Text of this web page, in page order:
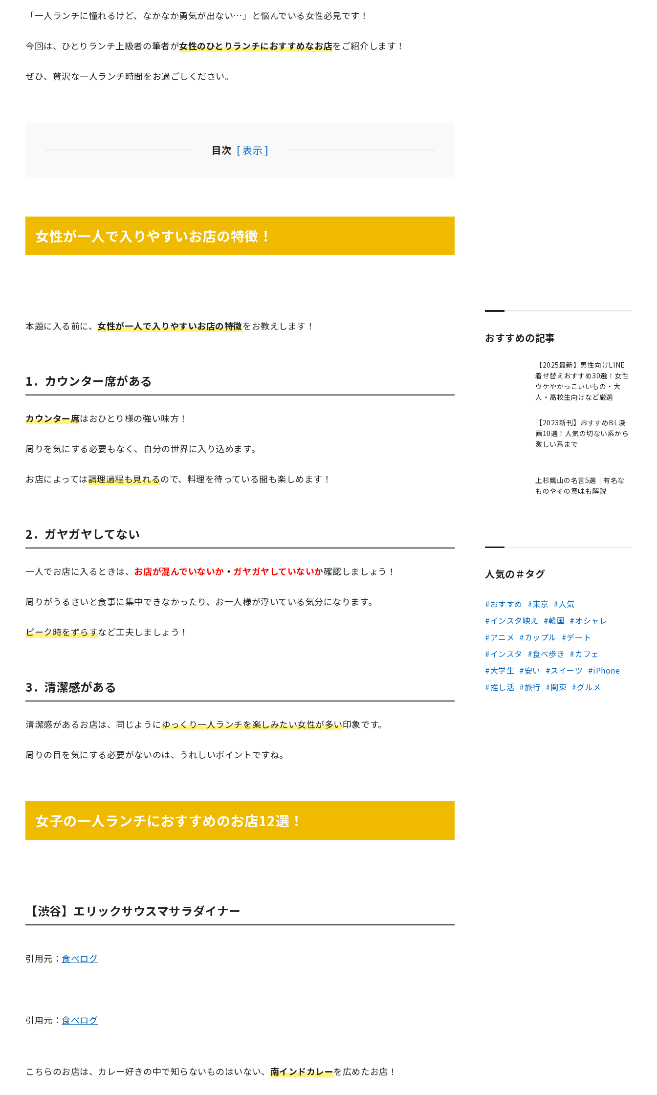
「一人ランチに憧れるけど、なかなか勇気が出ない…」と悩んでいる女性必見です！
今回は、ひとりランチ上級者の筆者が女性のひとりランチにおすすめなお店をご紹介します！
ぜひ、贅沢な一人ランチ時間をお過ごしください。
目次 [ 表示 ]
女性が一人で入りやすいお店の特徴！
本題に入る前に、女性が一人で入りやすいお店の特徴をお教えします！
1．カウンター席がある
カウンター席はおひとり様の強い味方！
周りを気にする必要もなく、自分の世界に入り込めます。
お店によっては調理過程も見れるので、料理を待っている間も楽しめます！
2．ガヤガヤしてない
一人でお店に入るときは、 お店が混んでいないか ・ ガヤガヤしていないか確認しましょう！
周りがうるさいと食事に集中できなかったり、お一人様が浮いている気分になります。
ピーク時をずらすなど工夫しましょう！
3．清潔感がある
清潔感があるお店は、同じようにゆっくり一人ランチを楽しみたい女性が多い印象です。
周りの目を気にする必要がないのは、うれしいポイントですね。
女子の一人ランチにおすすめのお店12選！
【渋谷】エリックサウスマサラダイナー
引用元：食べログ
引用元：食べログ
こちらのお店は、カレー好きの中で知らないものはいない、 南インドカレーを広めたお店！
おすすめの記事
【2025最新】男性向けLINE
着せ替えおすすめ30選！女性
ウケやかっこいいもの・大
人・高校生向けなど厳選
【2023新刊】おすすめBL漫
画10選！人気の切ない系から
激しい系まで
上杉鷹山の名言5選｜有名な
ものやその意味も解説
人気の＃タグ
おすすめ 東京
人気
インスタ映え
韓国
オシャレ
アニメ
カップル
デート
インスタ
食べ歩き
カフェ
大学生
安い スイーツ
iPhone
推し活
旅行 関東 グルメ